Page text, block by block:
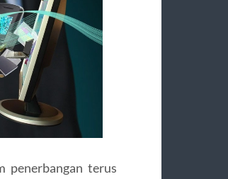
penerbangan terus